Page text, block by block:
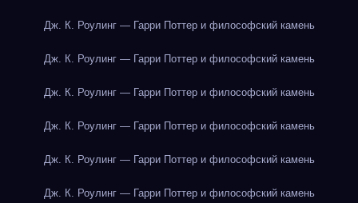
Дж. К. Роулинг — Гарри Поттер и философский камень
Дж. К. Роулинг — Гарри Поттер и философский камень
Дж. К. Роулинг — Гарри Поттер и философский камень
Дж. К. Роулинг — Гарри Поттер и философский камень
Дж. К. Роулинг — Гарри Поттер и философский камень
Дж. К. Роулинг — Гарри Поттер и философский камень